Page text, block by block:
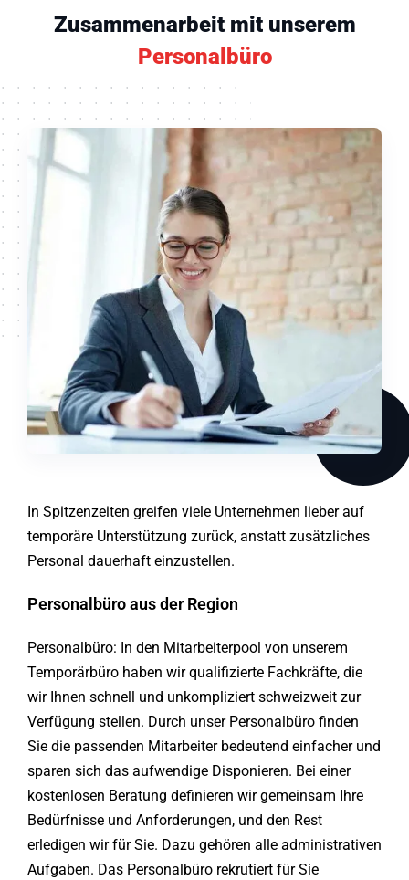
Zusammenarbeit mit unserem
Personalbüro
In Spitzenzeiten greifen viele Unternehmen lieber auf
temporäre Unterstützung zurück, anstatt zusätzliches
Personal dauerhaft einzustellen.
Personalbüro aus der Region
Personalbüro: In den Mitarbeiterpool von unserem
Temporärbüro haben wir qualifizierte Fachkräfte, die
wir Ihnen schnell und unkompliziert schweizweit zur
Verfügung stellen. Durch unser Personalbüro finden
Sie die passenden Mitarbeiter bedeutend einfacher und
sparen sich das aufwendige Disponieren. Bei einer
kostenlosen Beratung definieren wir gemeinsam Ihre
Bedürfnisse und Anforderungen, und den Rest
erledigen wir für Sie. Dazu gehören alle administrativen
Aufgaben. Das Personalbüro rekrutiert für Sie